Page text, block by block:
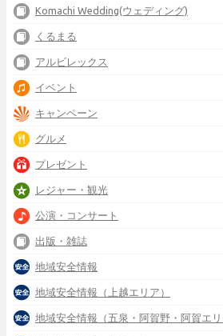
Komachi Wedding(ウェディング)
くるまる
アルビレックス
イベント
キャンペーン
グルメ
プレゼント
レジャー・観光
公演・コンサート
出版・雑誌
地域安全情報
地域安全情報（上越エリア）
地域安全情報（五泉・阿賀野・阿賀エリ